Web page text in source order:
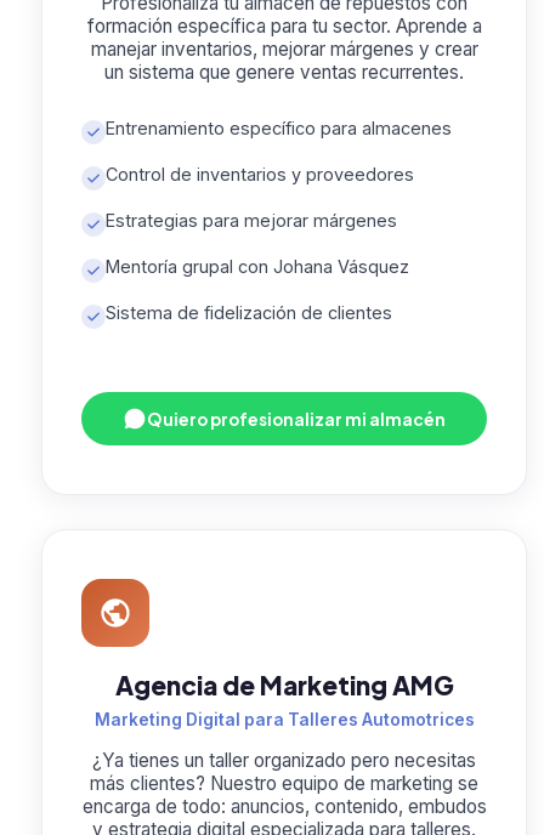
formación específica para tu sector. Aprende a
manejar inventarios, mejorar márgenes y crear
un sistema que genere ventas recurrentes.
Entrenamiento específico para almacenes
Control de inventarios y proveedores
Estrategias para mejorar márgenes
Mentoría grupal con Johana Vásquez
Sistema de fidelización de clientes
Quiero profesionalizar mi almacén
Agencia de Marketing AMG
Marketing Digital para Talleres Automotrices
¿Ya tienes un taller organizado pero necesitas
más clientes? Nuestro equipo de marketing se
encarga de todo: anuncios, contenido, embudos
y estrategia digital especializada para talleres.